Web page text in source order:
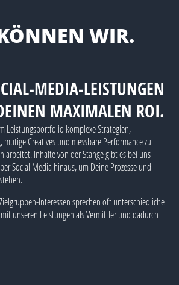
WIR.
MEDIA-LEISTUNGEN
MAXIMALEN ROI.
Leistungsportfolio komplexe Strategien,
Creatives und messbare Performance zu
arbeitet. Inhalte von der Stange gibt es bei uns
Social Media hinaus, um Deine Prozesse und
Interessen sprechen oft unterschiedliche
unseren Leistungen als Vermittler und dadurch